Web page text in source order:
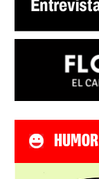
HUMOR